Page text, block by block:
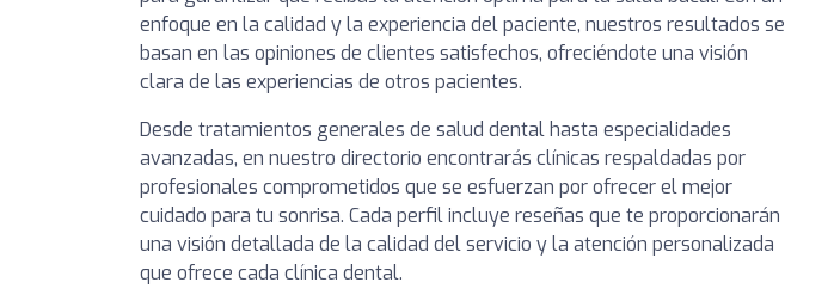
enfoque en la calidad y la experiencia del paciente, nuestros resultados se
basan en las opiniones de clientes satisfechos, ofreciéndote una visión
clara de las experiencias de otros pacientes.
Desde tratamientos generales de salud dental hasta especialidades
avanzadas, en nuestro directorio encontrarás clínicas respaldadas por
profesionales comprometidos que se esfuerzan por ofrecer el mejor
cuidado para tu sonrisa. Cada perfil incluye reseñas que te proporcionarán
una visión detallada de la calidad del servicio y la atención personalizada
que ofrece cada clínica dental.